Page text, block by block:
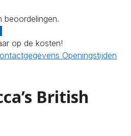
beoordelingen.
op de kosten!
Openingstijden
British